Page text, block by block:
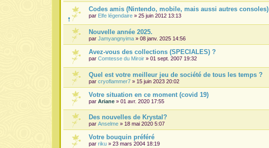
Codes amis (Nintendo, mobile, mais aussi autres consoles)
par Elfe légendaire » 25 juin 2012 13:13
Nouvelle année 2025.
par Jamyangnyima » 08 janv. 2025 14:56
Avez-vous des collections (SPECIALES) ?
par Comtesse du Miroir » 01 sept. 2007 19:32
Quel est votre meilleur jeu de société de tous les temps ?
par cryoflammer7 » 15 juin 2023 20:02
Votre situation en ce moment (covid 19)
par Ariane » 01 avr. 2020 17:55
Des nouvelles de Krystal?
par Anselme » 18 mai 2020 5:07
Votre bouquin préféré
par riku » 23 mars 2004 18:19